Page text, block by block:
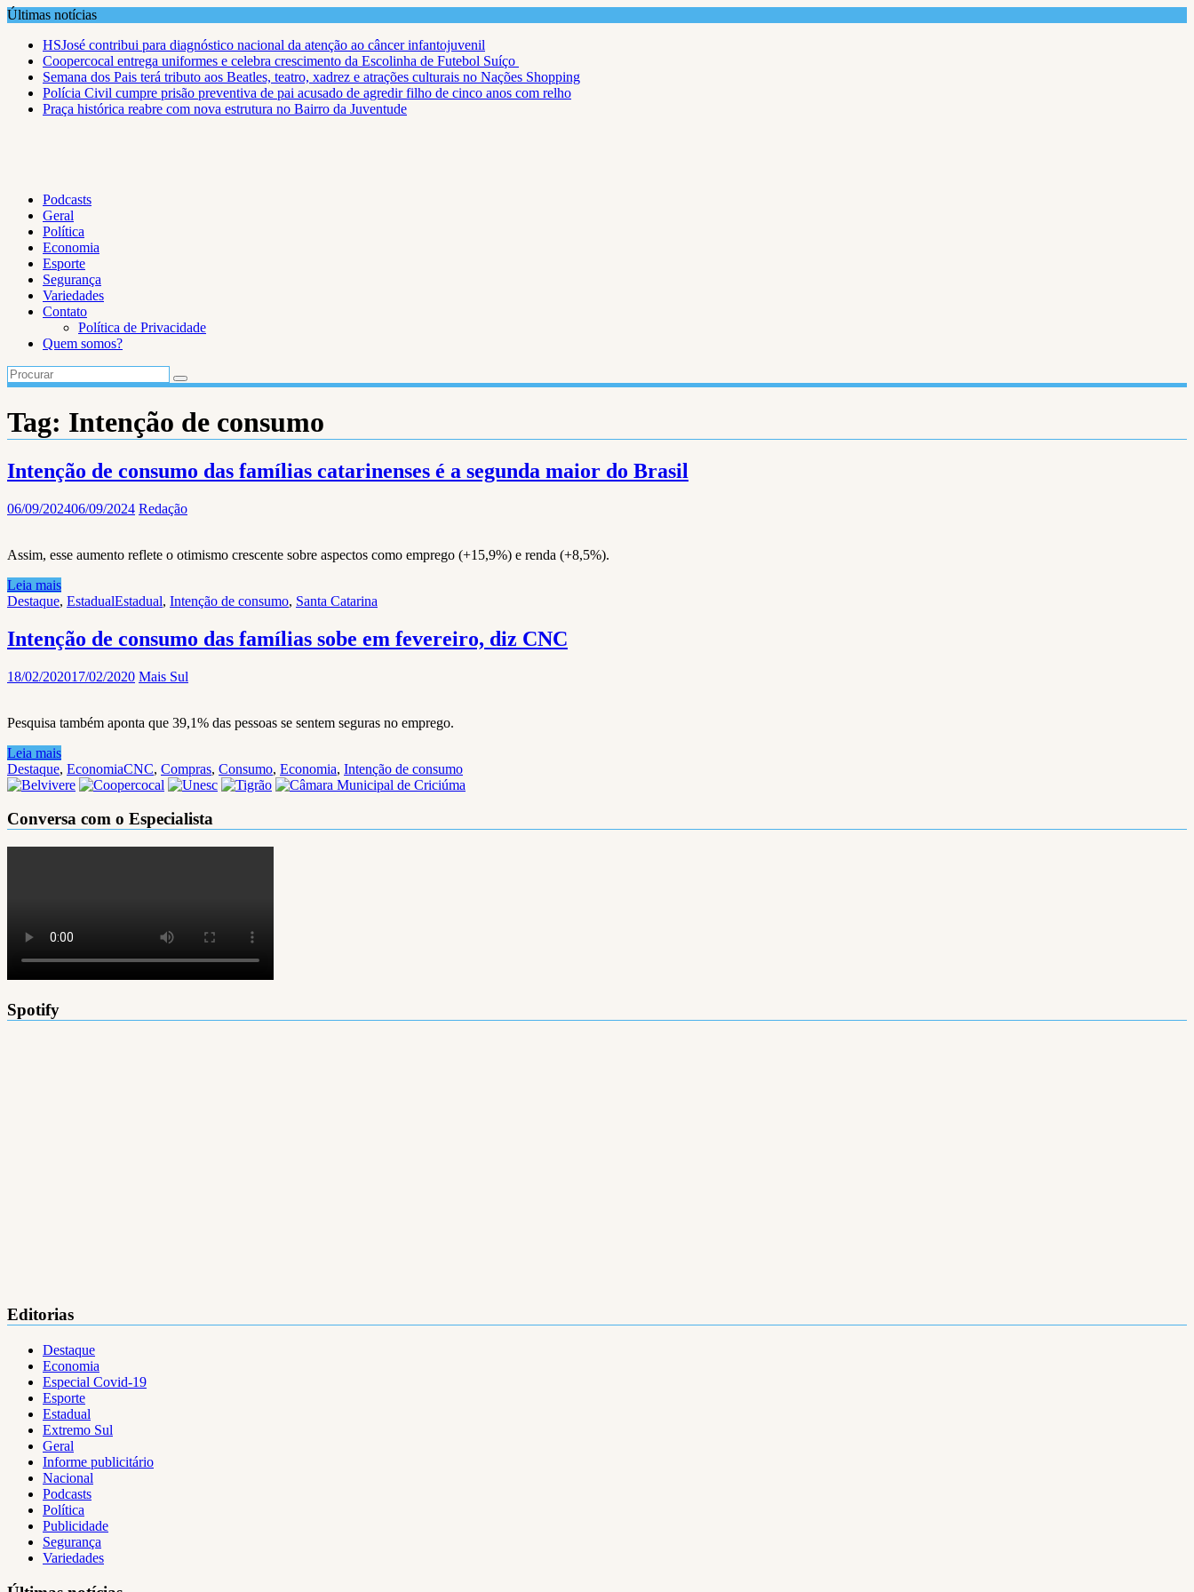
Skip
content
Últimas notícias
HSJosé contribui para diagnóstico nacional da atenção ao câncer infantojuvenil
Coopercocal entrega uniformes e celebra crescimento da Escolinha de Futebol Suíço
Semana dos Pais terá tributo aos Beatles, teatro, xadrez e atrações culturais no Nações Shopping
Polícia Civil cumpre prisão preventiva de pai acusado de agredir filho de cinco anos com relho
Praça histórica reabre com nova estrutura no Bairro da Juventude
Podcasts
Geral
Política
Economia
Esporte
Segurança
Variedades
Contato
Política de Privacidade
Quem somos?
Tag: Intenção de consumo
Intenção de consumo das famílias catarinenses é a segunda maior do Brasil
06/09/202406/09/2024 Redação
Assim, esse aumento reflete o otimismo crescente sobre aspectos como emprego (+15,9%) e renda (+8,5%).
Leia mais
Destaque, EstadualEstadual, Intenção de consumo, Santa Catarina
Intenção de consumo das famílias sobe em fevereiro, diz CNC
18/02/202017/02/2020 Mais Sul
Pesquisa também aponta que 39,1% das pessoas se sentem seguras no emprego.
Leia mais
Destaque, EconomiaCNC, Compras, Consumo, Economia, Intenção de consumo
Conversa com o Especialista
Spotify
Editorias
Destaque
Economia
Especial Covid-19
Esporte
Estadual
Extremo Sul
Geral
Informe publicitário
Nacional
Podcasts
Política
Publicidade
Segurança
Variedades